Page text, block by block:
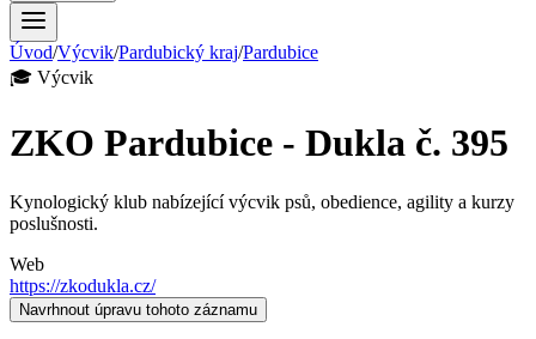
Úvod/Výcvik/Pardubický kraj/Pardubice
🎓 Výcvik
ZKO Pardubice - Dukla č. 395
Kynologický klub nabízející výcvik psů, obedience, agility a kurzy
poslušnosti.
Web
https://zkodukla.cz/
Navrhnout úpravu tohoto záznamu